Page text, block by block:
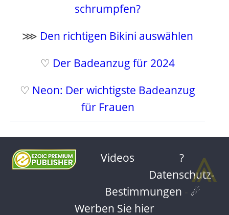
schrumpfen?
⋙ Den richtigen Bikini auswählen
♡ Der Badeanzug für 2024
♡ Neon: Der wichtigste Badeanzug
für Frauen
Videos
?
Datenschutz-
Bestimmungen
☄
Werben Sie hier
⩓